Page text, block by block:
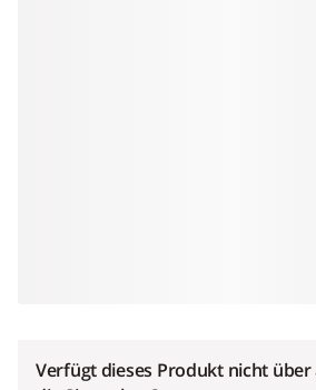
Verfügt dieses Produkt nicht über